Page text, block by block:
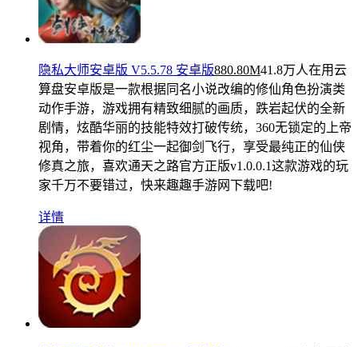
隐私大师安卓版 V5.5.78 安卓版880.80M41.8万人在用云
算盘安卓版是一款根据同名小说改编的修仙角色扮演类
动作手游，游戏拥有精致细腻的画质，跌岩起伏的全新
剧情，炫酷华丽的技能特效打破传统，360无锁定的上帝
视角，带着你的红尘一起御剑飞行，享受最纯正的仙侠
修真之旅，喜欢通天之路官方正版v1.0.0.1这款游戏的玩
家千万不要错过，快来趣趣手游网下载吧!
详情